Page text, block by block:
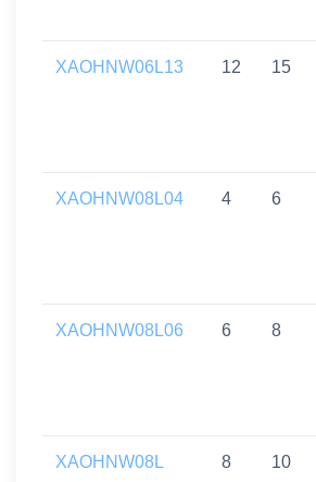
XAOHNW06L13 12 15
XAOHNW08L04 4 6
XAOHNW08L06 6 8
XAOHNW08L 8 10